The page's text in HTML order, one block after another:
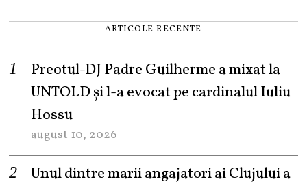
ARTICOLE RECENTE
Preotul-DJ Padre Guilherme a mixat la
UNTOLD și l-a evocat pe cardinalul Iuliu
Hossu
august 10, 2026
Unul dintre marii angajatori ai Clujului a